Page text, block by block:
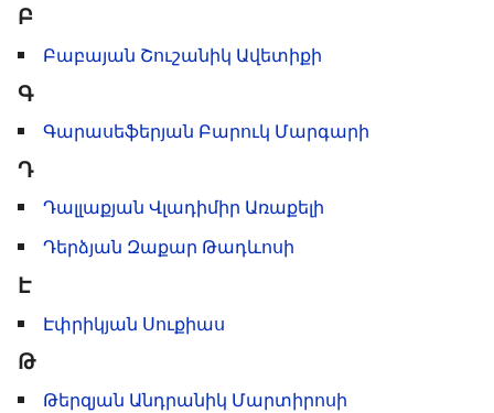
Բ
Բաբայան Շուշանիկ Ավետիքի
Գ
Գարասեֆերյան Բարուկ Մարգարի
Դ
Դալլաքյան Վլադիմիր Առաքելի
Դերձյան Զաքար Թադևոսի
Է
Էփրիկյան Սուքիաս
Թ
Թերզյան Անդրանիկ Մարտիրոսի